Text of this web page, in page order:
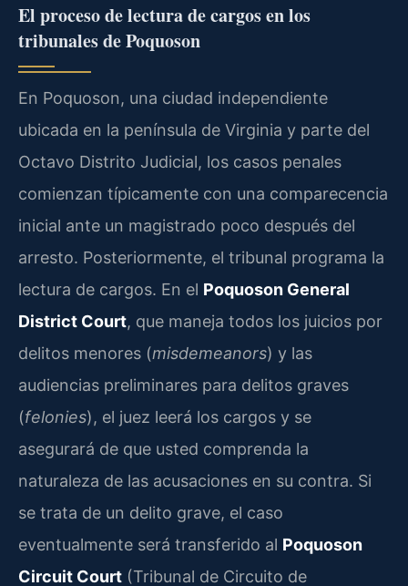
El proceso de lectura de cargos en los
tribunales de Poquoson
En Poquoson, una ciudad independiente
ubicada en la península de Virginia y parte del
Octavo Distrito Judicial, los casos penales
comienzan típicamente con una comparecencia
inicial ante un magistrado poco después del
arresto. Posteriormente, el tribunal programa la
lectura de cargos. En el Poquoson General
District Court, que maneja todos los juicios por
delitos menores (misdemeanors) y las
audiencias preliminares para delitos graves
(felonies), el juez leerá los cargos y se
asegurará de que usted comprenda la
naturaleza de las acusaciones en su contra. Si
se trata de un delito grave, el caso
eventualmente será transferido al Poquoson
Circuit Court (Tribunal de Circuito de